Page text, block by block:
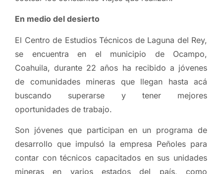
En medio del desierto
El Centro de Estudios Técnicos de Laguna del Rey,
se encuentra en el municipio de Ocampo,
Coahuila, durante 22 años ha recibido a jóvenes
de comunidades mineras que llegan hasta acá
buscando superarse y tener mejores
oportunidades de trabajo.
Son jóvenes que participan en un programa de
desarrollo que impulsó la empresa Peñoles para
contar con técnicos capacitados en sus unidades
mineras en varios estados del país, como